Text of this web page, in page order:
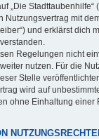
„Die Stadttaubenhilfe“
Nutzungsvertrag mit
und erklärst dich
Regelungen nicht
nutzen. Für die
Stelle
wird auf
ohne Einhaltung einer